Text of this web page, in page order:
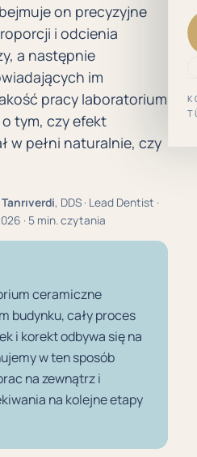
on precyzyjne
i odcienia
a następnie
im
pracy laboratorium
tym, czy efekt
w pełni naturalnie, czy
, DDS · Lead Dentist ·
· 5 min. czytania
ceramiczne
budynku, cały proces
i korekt odbywa się na
w ten sposób
na zewnątrz i
na kolejne etapy